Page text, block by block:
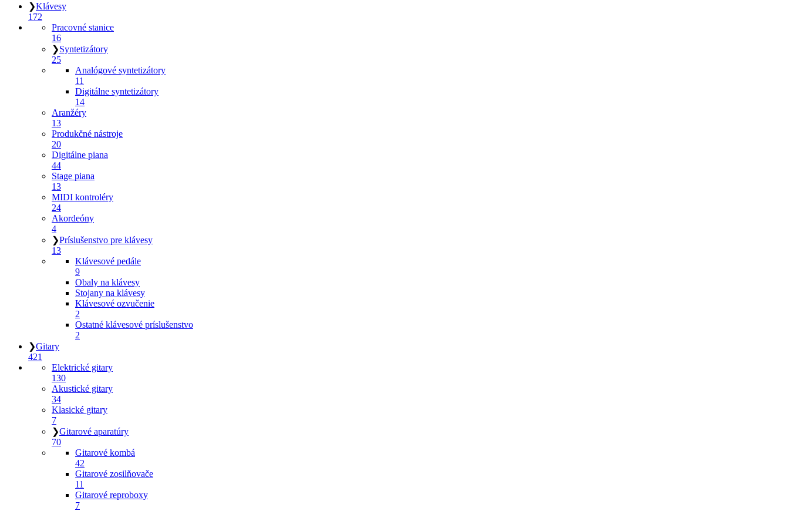
❯Klávesy
172
Pracovné stanice
16
❯Syntetizátory
25
Analógové syntetizátory
11
Digitálne syntetizátory
14
Aranžéry
13
Produkčné nástroje
20
Digitálne piana
44
Stage piana
13
MIDI kontroléry
24
Akordeóny
4
❯Príslušenstvo pre klávesy
13
Klávesové pedále
9
Obaly na klávesy
Stojany na klávesy
Klávesové ozvučenie
2
Ostatné klávesové príslušenstvo
2
❯Gitary
421
Elektrické gitary
130
Akustické gitary
34
Klasické gitary
7
❯Gitarové aparatúry
70
Gitarové kombá
42
Gitarové zosilňovače
11
Gitarové reproboxy
7